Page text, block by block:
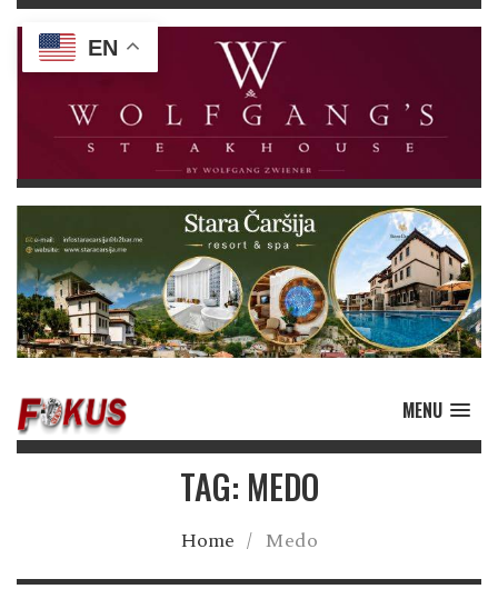
MENU
TAG: MEDO
Home / Medo
EN